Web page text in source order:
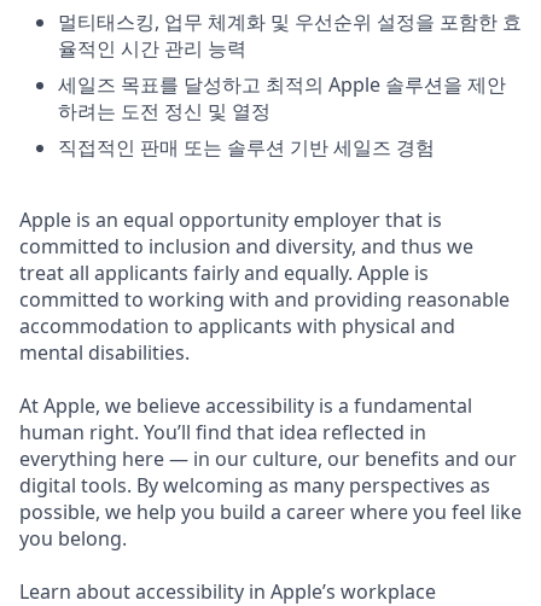
멀티태스킹, 업무 체계화 및 우선순위 설정을 포함한 효
율적인 시간 관리 능력
세일즈 목표를 달성하고 최적의 Apple 솔루션을 제안
하려는 도전 정신 및 열정
직접적인 판매 또는 솔루션 기반 세일즈 경험
Apple is an equal opportunity employer that is
committed to inclusion and diversity, and thus we
treat all applicants fairly and equally. Apple is
committed to working with and providing reasonable
accommodation to applicants with physical and
mental disabilities.
At Apple, we believe accessibility is a fundamental
human right. You’ll find that idea reflected in
everything here — in our culture, our benefits and our
digital tools. By welcoming as many perspectives as
possible, we help you build a career where you feel like
you belong.
Learn about accessibility in Apple’s workplace